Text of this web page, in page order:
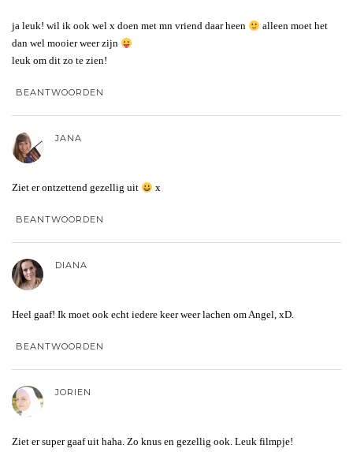
ja leuk! wil ik ook wel x doen met mn vriend daar heen
alleen moet het
dan wel mooier weer zijn
leuk om dit zo te zien!
BEANTWOORDEN
JANA
Ziet er ontzettend gezellig uit x
BEANTWOORDEN
DIANA
Heel gaaf! Ik moet ook echt iedere keer weer lachen om Angel, xD.
BEANTWOORDEN
JORIEN
Ziet er super gaaf uit haha. Zo knus en gezellig ook. Leuk filmpje!